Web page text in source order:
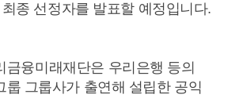
종 선정자를 발표할 예정입니다.
금융미래재단은 우리은행 등의
룹 그룹사가 출연해 설립한 공익